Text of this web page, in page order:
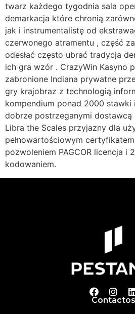
twarz każdego tygodnia sala
demarkacja które chronią
jak i instrumentalistę od
czerwonego atramentu , część
odesłać często ubrać tradycja
ich gra wzór . CrazyWin Kasyno
zabronione Indiana prywatne
gry krajobraz z technologią
kompendium ponad 2000 stawki
dobrze postrzeganymi
Libra the Scales przyjazny dla
pełnowartościowym
pozwoleniem PAGCOR licencja i
kodowaniem.
Contactos